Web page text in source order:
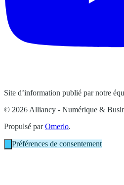
Site d’information publié par notre
© 2026 Alliancy - Numérique &
Propulsé parOmerlo.
Préférences de consentement